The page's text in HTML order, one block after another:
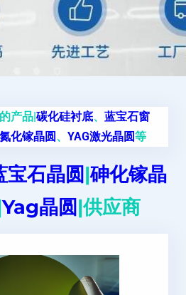
产品|碳化硅衬底、 蓝宝石窗
氮化镓晶圆、 YAG激光晶圆等
宝石晶圆|砷化镓晶
Yag晶圆|供应商